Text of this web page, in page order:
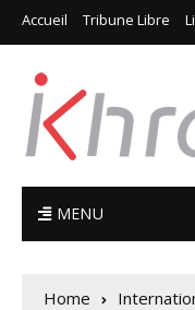
Accueil Tribune Libre
MENU
Home